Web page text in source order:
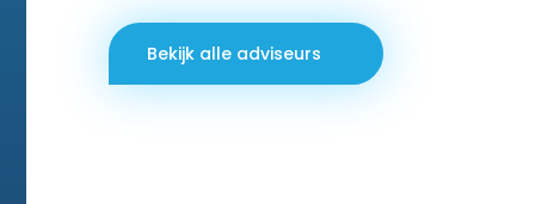
Bekijk alle adviseurs